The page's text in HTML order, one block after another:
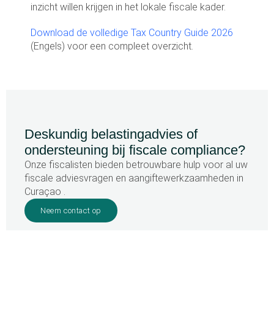
inzicht willen krijgen in het lokale fiscale kader.
Download de volledige Tax Country Guide 2026
(Engels) voor een compleet overzicht.
Deskundig belastingadvies of
ondersteuning bij fiscale compliance?
Onze fiscalisten bieden betrouwbare hulp voor al uw
fiscale adviesvragen en aangiftewerkzaamheden in
Curaçao .
Neem contact op